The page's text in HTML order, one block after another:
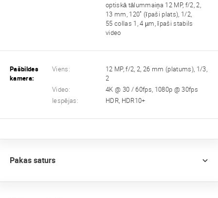
optiskā tālummaiņa 12 MP, f/2, 2,
13 mm, 120˚ (īpaši plats), 1/2,
55 collas 1, 4 µm, īpaši stabils
video
Pašbildes
kamera:
Viens:
12 MP, f/2, 2, 26 mm (platums), 1/3,
2
Video:
4K @ 30 / 60fps, 1080p @ 30fps
Iespējas:
HDR, HDR10+
Pakas saturs